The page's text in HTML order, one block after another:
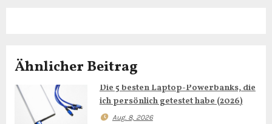
n
a
v
Ähnlicher Beitrag
Die 5 besten Laptop-Powerbanks, die
ich persönlich getestet habe (2026)
Aug. 8, 2026